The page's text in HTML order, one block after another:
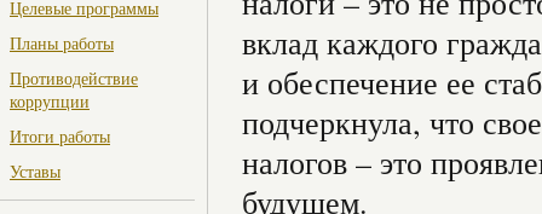
Целевые программы
Планы работы
Противодействие
коррупции
Итоги работы
Уставы
вклад каждого
и обеспечение ее
подчеркнула, что
налогов – это
будущем.